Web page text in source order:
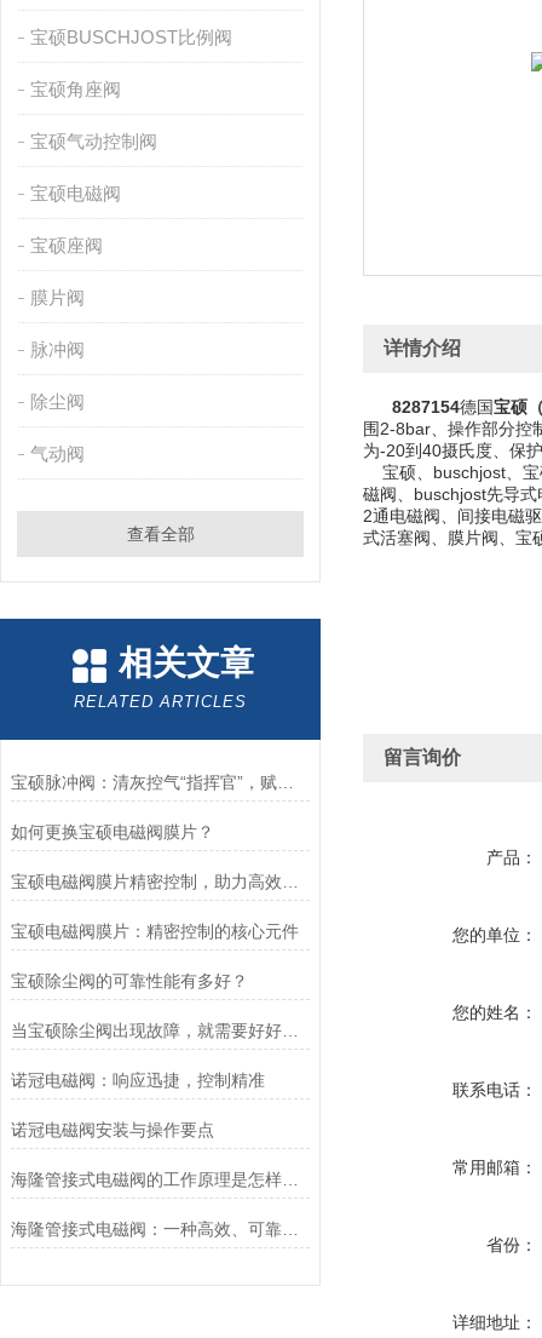
宝硕BUSCHJOST比例阀
宝硕角座阀
宝硕气动控制阀
宝硕电磁阀
宝硕座阀
膜片阀
脉冲阀
除尘阀
气动阀
查看全部
相关文章
RELATED ARTICLES
宝硕脉冲阀：清灰控气“指挥官”，赋能工业除尘高效运行
如何更换宝硕电磁阀膜片？
宝硕电磁阀膜片：精密控制的核心元件
宝硕除尘阀的可靠性能有多好？
当宝硕除尘阀出现故障，就需要好好检查这五个部位
诺冠电磁阀：响应迅捷，控制精准
诺冠电磁阀安装与操作要点
海隆管接式电磁阀的工作原理是怎样的？
详情介绍
8287154德国宝硕
围2-8bar、 操作部分控
为-20到40摄氏度、保
宝硕、buschjost、宝
磁阀、buschjost先导
2通电磁阀、间接电磁
式活塞阀、膜片阀、宝
留言询价
产品：
您的单位：
您的姓名：
联系电话：
常用邮箱：
省份：
详细地址：